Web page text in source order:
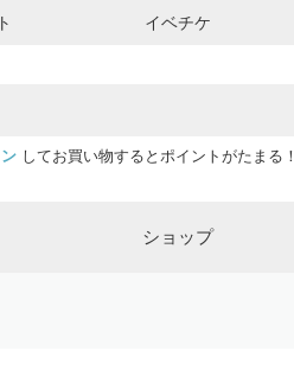
イベチケ
してお買い物するとポイントがたまる！
ショップ